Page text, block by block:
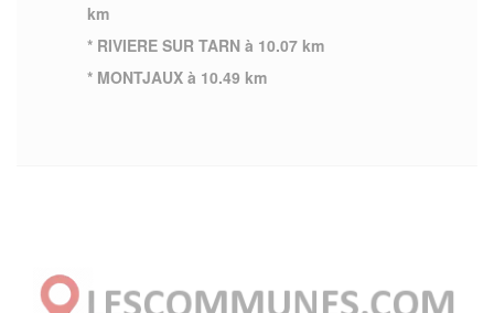
km
* RIVIERE SUR TARN à 10.07 km
* MONTJAUX à 10.49 km